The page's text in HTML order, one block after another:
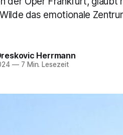
das emotionale
Herrmann
—7 Min. Lesezeit